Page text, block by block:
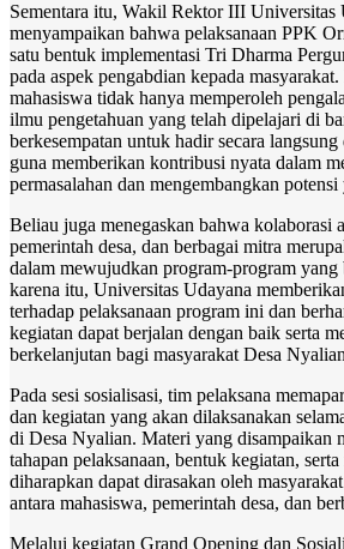
Sementara itu, Wakil Rektor III Universitas
menyampaikan bahwa pelaksanaan PPK
satu bentuk implementasi Tri Dharma
pada aspek pengabdian kepada
mahasiswa tidak hanya memperoleh
ilmu pengetahuan yang telah dipelajari di
berkesempatan untuk hadir secara
guna memberikan kontribusi nyata dalam
permasalahan dan mengembangkan
Beliau juga menegaskan bahwa kolaborasi
pemerintah desa, dan berbagai mitra
dalam mewujudkan program-program
karena itu, Universitas Udayana
terhadap pelaksanaan program ini dan
kegiatan dapat berjalan dengan baik serta
berkelanjutan bagi masyarakat Desa
Pada sesi sosialisasi, tim pelaksana
dan kegiatan yang akan dilaksanakan
di Desa Nyalian. Materi yang disampaikan
tahapan pelaksanaan, bentuk kegiatan,
diharapkan dapat dirasakan oleh
antara mahasiswa, pemerintah desa, dan
Melalui kegiatan Grand Opening dan